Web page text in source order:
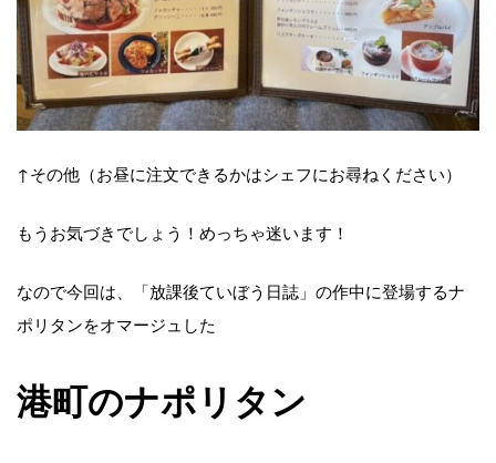
↑その他（お昼に注文できるかはシェフにお尋ねください）
もうお気づきでしょう！めっちゃ迷います！
なので今回は、「放課後ていぼう日誌」の作中に登場するナ
ポリタンをオマージュした
港町のナポリタン